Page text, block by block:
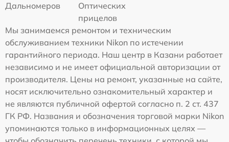
Дальномеров
Оптических
прицелов
Мы занимаемся ремонтом и техническим
обслуживанием техники Nikon по истечении
гарантийного периода. Наш центр в Казани работает
независимо и не имеет официальной авторизации от
производителя. Цены на ремонт, указанные на сайте,
носят исключительно ознакомительный характер и
не являются публичной офертой согласно п. 2 ст. 437
ГК РФ. Названия и обозначения торговой марки Nikon
упоминаются только в информационных целях —